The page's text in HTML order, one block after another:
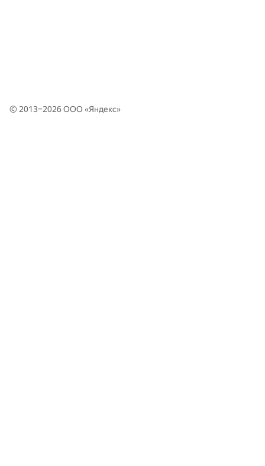
© 2013–2026 ООО «Яндекс»